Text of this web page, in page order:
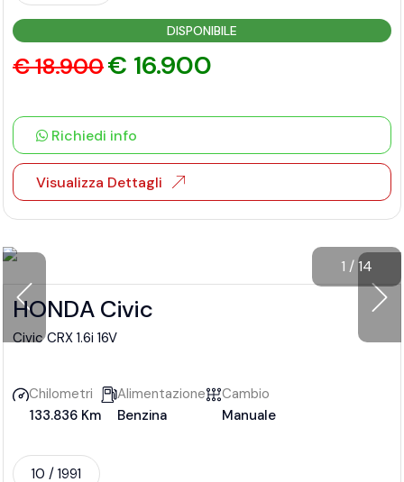
DISPONIBILE
€ 18.900€ 16.900
Richiedi info
Visualizza Dettagli
1 /14
HONDA Civic
Civic CRX 1.6i 16V
Chilometri
133.836 Km
Alimentazione
Benzina
Cambio
Manuale
10 / 1991